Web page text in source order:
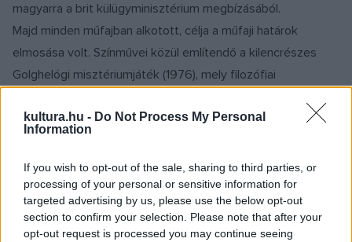
kultura.hu - Do Not Process My Personal
Information
If you wish to opt-out of the sale, sharing to third parties, or
processing of your personal or sensitive information for
targeted advertising by us, please use the below opt-out
section to confirm your selection. Please note that after your
opt-out request is processed you may continue seeing
magyarra a brit külügyminisztérium megbízásából.
Majd minden műfajban alkotott, célja a műfaji határok
elmosása volt. Színművei közül említendő a kilencrészes
Golghelógi misztériumjáték (1976), mely filozófiai
korongolóvá degradálódott" istenről. A kétrészes Mangún
feltétlen hűség hogy vezet el a kegyvesztettséghez és
bukáshoz. Számos kisebb jelenetet, rádiójátékot és
mesejátékot, összesen vagy negyven színművet írt.
Magyarországon három darabját mutatták be, 1987-ben a